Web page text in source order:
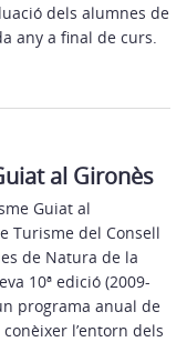
dels alumnes de
any a final de curs.
al Gironès
Guiat al
Turisme del Consell
de Natura de la
10ª edició (2009-
programa anual de
l’entorn dels